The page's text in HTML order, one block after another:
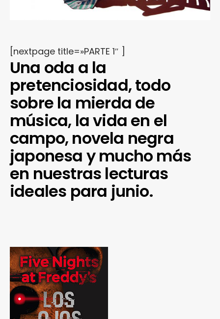
[nextpage title=»PARTE 1″ ]
Una oda a la
pretenciosidad, todo
sobre la mierda de
música, la vida en el
campo, novela negra
japonesa y mucho más
en nuestras lecturas
ideales para junio.